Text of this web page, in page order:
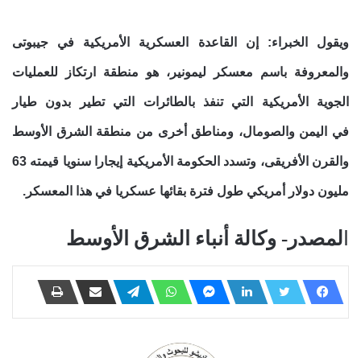
ويقول الخبراء: إن القاعدة العسكرية الأمريكية في جيبوتى
والمعروفة باسم معسكر ليمونير، هو منطقة ارتكاز للعمليات
الجوية الأمريكية التي تنفذ بالطائرات التي تطير بدون طيار
في اليمن والصومال، ومناطق أخرى من منطقة الشرق الأوسط
والقرن الأفريقى، وتسدد الحكومة الأمريكية إيجارا سنويا قيمته 63
مليون دولار أمريكي طول فترة بقائها عسكريا في هذا المعسكر.
لمصدر- وكالة أنباء الشرق الأوسط